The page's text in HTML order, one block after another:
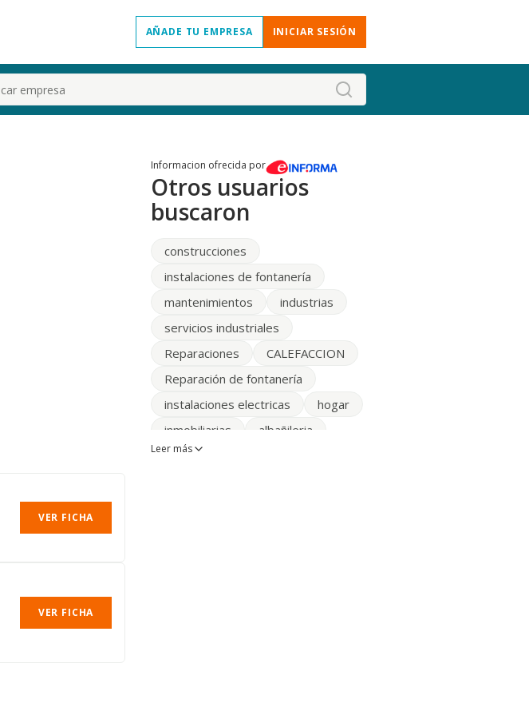
AÑADE TU EMPRESA INICIAR SESIÓN
VER FICHA
VER FICHA
Informacion ofrecida por
Otros usuarios
buscaron
construcciones
instalaciones de fontanería
mantenimientos
industrias
servicios industriales
Reparaciones
CALEFACCION
Reparación de fontanería
instalaciones electricas
hogar
inmobiliarias
albañileria
instalacion calefaccion
Leer más